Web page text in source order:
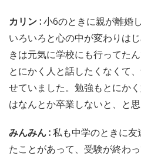
カリン :小6のときに親が離婚
いろいろと心の中が変わりは
きは元気に学校にも行ってた
とにかく人と話したくなくて
せていました。勉強もとにか
はなんとか卒業しないと、と思
みんみん :私も中学のときに
たことがあって、受験が終わ